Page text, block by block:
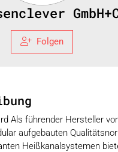
Folgen
Als führender Hersteller
aufgebauten
Heißkanalsystemen